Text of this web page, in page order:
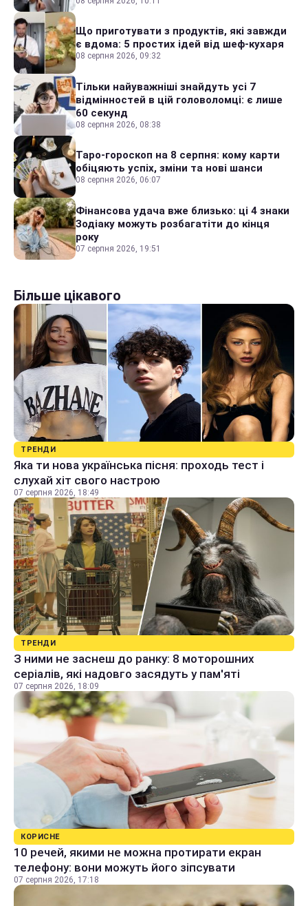
Що приготувати з продуктів, які завжди
є вдома: 5 простих ідей від шеф-кухаря
08 серпня 2026, 09:32
Тільки найуважніші знайдуть усі 7
відмінностей в цій головоломці: є лише
60 секунд
08 серпня 2026, 08:38
Таро-гороскоп на 8 серпня: кому карти
обіцяють успіх, зміни та нові шанси
08 серпня 2026, 06:07
Фінансова удача вже близько: ці 4 знаки
Зодіаку можуть розбагатіти до кінця
року
07 серпня 2026, 19:51
Більше цікавого
ТРЕНДИ
Яка ти нова українська пісня: проходь тест і
слухай хіт свого настрою
07 серпня 2026, 18:49
ТРЕНДИ
З ними не заснеш до ранку: 8 моторошних
серіалів, які надовго засядуть у пам'яті
07 серпня 2026, 18:09
КОРИСНЕ
10 речей, якими не можна протирати екран
телефону: вони можуть його зіпсувати
07 серпня 2026, 17:18